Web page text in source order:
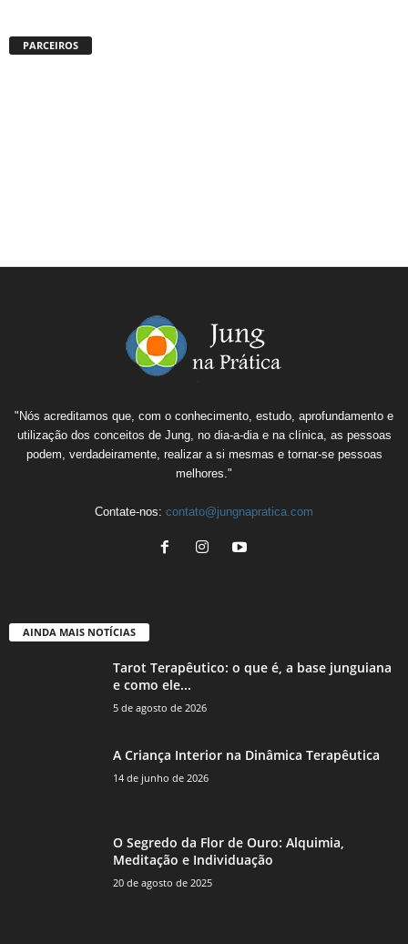
PARCEIROS
"Nós acreditamos que, com o conhecimento, estudo, aprofundamento e
utilização dos conceitos de Jung, no dia-a-dia e na clínica, as pessoas
podem, verdadeiramente, realizar a si mesmas e tornar-se pessoas
melhores."
Contate-nos: contato@jungnapratica.com
AINDA MAIS NOTÍCIAS
Tarot Terapêutico: o que é, a base junguiana
e como ele...
5 de agosto de 2026
A Criança Interior na Dinâmica Terapêutica
14 de junho de 2026
O Segredo da Flor de Ouro: Alquimia,
Meditação e Individuação
20 de agosto de 2025